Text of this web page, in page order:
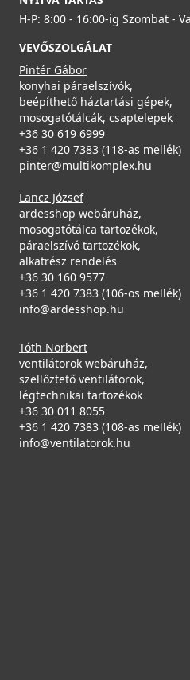
H-P: 8:00 - 16:00-ig Szombat -
VEVŐSZOLGÁLAT
Pintér Gábor
konyhai páraelszívók,
beépíthető háztartási gépek,
mosogatótálcák, csaptelepek
+36 30 619 6999
+36 1 420 7383 (118-as mellék)
pinter@multikomplex.hu
Lancz József
ardesshop webáruház,
mosogatótálca tartozékok,
páraelszívó tartozékok,
alkatrész rendelés
+36 30 160 9577
+36 1 420 7383 (106-os mellék)
info@ardesshop.hu
Tóth Norbert
ventilátorok webáruház,
szellőztető ventilátorok,
légtechnikai tartozékok
+36 30 011 8055
+36 1 420 7383 (108-as mellék)
info@ventilatorok.hu